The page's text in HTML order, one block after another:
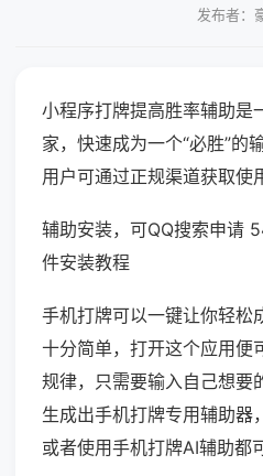
发布者：
小程序打牌提高胜率辅助是
家，快速成为一个“必胜”的
用户可通过正规渠道获取使
辅助安装，可QQ搜索申请
件安装教程
手机打牌可以一键让你轻松
十分简单，打开这个应用便
规律，只需要输入自己想要
生成出手机打牌专用辅助器
或者使用手机打牌AI辅助都